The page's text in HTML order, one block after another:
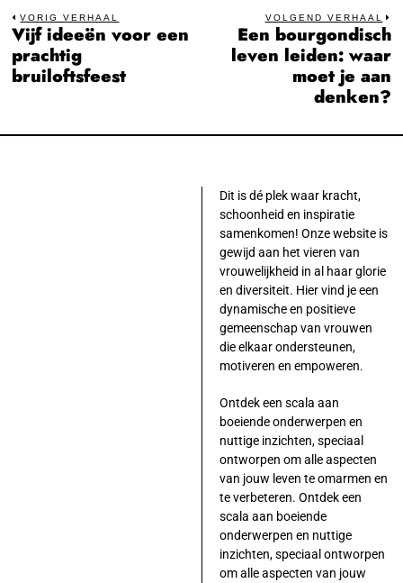
Bericht
navigatie
VORIG VERHAAL
Previous
post:
Vijf ideeën voor een
prachtig
bruiloftsfeest
VOLGEND VERHAAL
Een bourgondisch
leven leiden: waar
moet je aan
denken?
Dit is dé plek waar kracht,
schoonheid en inspiratie
samenkomen! Onze website is
gewijd aan het vieren van
vrouwelijkheid in al haar glorie
en diversiteit. Hier vind je een
dynamische en positieve
gemeenschap van vrouwen
die elkaar ondersteunen,
motiveren en empoweren.
Ontdek een scala aan
boeiende onderwerpen en
nuttige inzichten, speciaal
ontworpen om alle aspecten
van jouw leven te omarmen en
te verbeteren. Ontdek een
scala aan boeiende
onderwerpen en nuttige
inzichten, speciaal ontworpen
om alle aspecten van jouw